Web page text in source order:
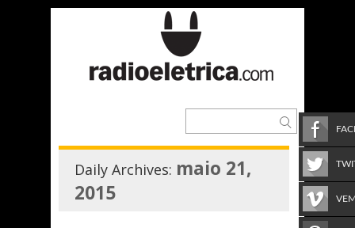
Daily Archives: maio 21,
2015